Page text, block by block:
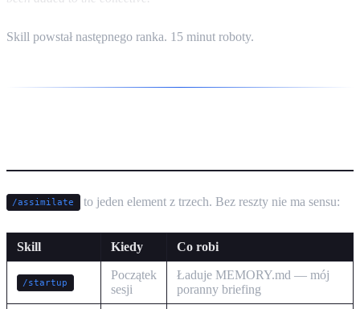
Skill powstał następnego ranka. 15 minut roboty.
/assimilate to jeden element z trzech. Bez reszty nie ma sensu:
Skill Kiedy Co robi
/startup
Początek
sesji
Ładuje MEMORY.md — mój
poranny briefing